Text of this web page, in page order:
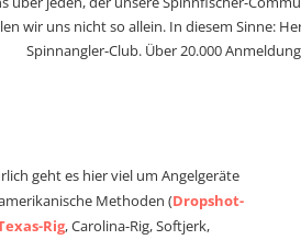
wir uns nicht so allein. In diesem Sinne:
Spinnangler-Club. Über 20.000
geht es hier viel um Angelgeräte
Methoden (Dropshot-
Rig, Carolina-Rig, Softjerk,